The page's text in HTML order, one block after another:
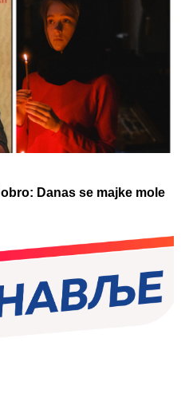
Danas se majke mole